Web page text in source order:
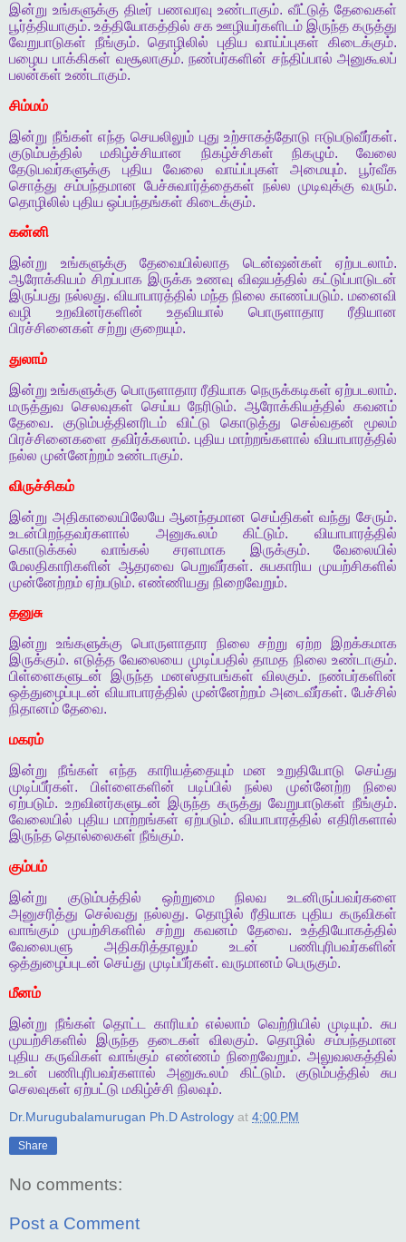
இன்று உங்களுக்கு திடீர் பணவரவு உண்டாகும். வீட்டுத் தேவைகள்
பூர்த்தியாகும். உத்தியோகத்தில் சக ஊழியர்களிடம் இருந்த கருத்து
வேறுபாடுகள்
நீங்கும்.தொழிலில் புதிய வாய்ப்புகள் கிடைக்கும்.
பழைய பாக்கிகள் வசூலாகும்.நண்பர்களின் சந்திப்பால் அனுகூலப்
பலன்கள் உண்டாகும்.
சிம்மம்
இன்று நீங்கள் எந்த செயலிலும் புது உற்சாகத்தோடு ஈடுபடுவீர்கள்.
குடும்பத்தில்
மகிழ்ச்சியான நிகழ்ச்சிகள் நிகழும். வேலை
தேடுபவர்களுக்கு
புதிய வேலை வாய்ப்புகள் அமையும்.பூர்வீக
சொத்து சம்பந்தமான பேச்சுவார்த்தைகள் நல்ல முடிவுக்கு வரும்.
தொழிலில் புதிய ஒப்பந்தங்கள் கிடைக்கும்.
கன்னி
இன்று
உங்களுக்கு தேவையில்லாத டென்ஷன்கள் ஏற்படலாம்.
ஆரோக்கியம் சிறப்பாக இருக்க உணவு விஷயத்தில் கட்டுப்பாடுடன்
இருப்பது நல்லது. வியாபாரத்தில் மந்த நிலை காணப்படும்.மனைவி
வழி
உறவினர்களின் உதவியால் பொருளாதார
ரீதியான
பிரச்சினைகள் சற்று குறையும்.
துலாம்
இன்று உங்களுக்கு பொருளாதார ரீதியாக நெருக்கடிகள் ஏற்படலாம்.
மருத்துவ செலவுகள் செய்ய நேரிடும்.ஆரோக்கியத்தில் கவனம்
தேவை. குடும்பத்தினரிடம் விட்டு கொடுத்து செல்வதன்
மூலம்
பிரச்சினைகளை தவிர்க்கலாம். புதிய மாற்றங்களால் வியாபாரத்தில்
நல்ல முன்னேற்றம் உண்டாகும்.
விருச்சிகம்
இன்று அதிகாலையிலேயே ஆனந்தமான செய்திகள் வந்து சேரும்.
உடன்பிறந்தவர்களால்
அனுகூலம் கிட்டும்.வியாபாரத்தில்
கொடுக்கல்
வாங்கல் சரளமாக இருக்கும். வேலையில்
மேலதிகாரிகளின் ஆதரவை பெறுவீர்கள். சுபகாரிய முயற்சிகளில்
முன்னேற்றம் ஏற்படும். எண்ணியது நிறைவேறும்.
தனுசு
இன்று
உங்களுக்கு பொருளாதார நிலை சற்று ஏற்ற
இறக்கமாக
இருக்கும். எடுத்த வேலையை முடிப்பதில் தாமத நிலை உண்டாகும்.
பிள்ளைகளுடன்
இருந்த மனஸ்தாபங்கள் விலகும். நண்பர்களின்
ஒத்துழைப்புடன் வியாபாரத்தில் முன்னேற்றம் அடைவீர்கள். பேச்சில்
நிதானம் தேவை.
மகரம்
இன்று
நீங்கள் எந்த காரியத்தையும் மன உறுதியோடு
செய்து
முடிப்பீர்கள்.பிள்ளைகளின் படிப்பில் நல்ல முன்னேற்ற
நிலை
ஏற்படும். உறவினர்களுடன் இருந்த கருத்து வேறுபாடுகள் நீங்கும்.
வேலையில் புதிய மாற்றங்கள் ஏற்படும்.வியாபாரத்தில் எதிரிகளால்
இருந்த தொல்லைகள் நீங்கும்.
கும்பம்
இன்று
குடும்பத்தில் ஒற்றுமை நிலவ
உடனிருப்பவர்களை
அனுசரித்து செல்வது நல்லது.தொழில் ரீதியாக புதிய கருவிகள்
வாங்கும்
முயற்சிகளில் சற்று கவனம் தேவை.உத்தியோகத்தில்
வேலைபளு
அதிகரித்தாலும் உடன்
பணிபுரிபவர்களின்
ஒத்துழைப்புடன் செய்து முடிப்பீர்கள். வருமானம் பெருகும்.
மீனம்
இன்று நீங்கள் தொட்ட காரியம் எல்லாம் வெற்றியில் முடியும்.சுப
முயற்சிகளில்
இருந்த தடைகள் விலகும். தொழில்
சம்பந்தமான
புதிய கருவிகள் வாங்கும் எண்ணம் நிறைவேறும்.அலுவலகத்தில்
உடன்
பணிபுரிபவர்களால் அனுகூலம் கிட்டும். குடும்பத்தில்
சுப
செலவுகள் ஏற்பட்டு மகிழ்ச்சி நிலவும்.
Dr.Murugubalamurugan Ph.D Astrology at 4:00 PM
Share
No comments:
Post a Comment